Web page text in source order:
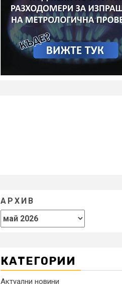
АРХИВ
КАТЕГОРИИ
Актуални новини